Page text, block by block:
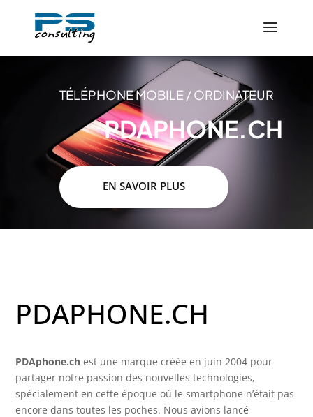
TÉLÉPHONE MOBILE / ORDINATEUR
PDAPHONE.CH
EN SAVOIR PLUS
PDAPHONE.CH
PDAphone.ch est une marque créée en juin 2004 pour
partager notre passion des nouvelles technologies,
spécialement en cette époque où le smartphone n’était pas
encore dans toutes les poches. Nous avions lancé